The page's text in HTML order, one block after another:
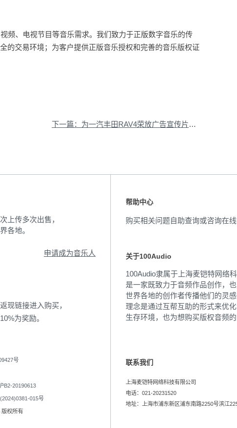
频、电视节目等音乐需求。我们致力于正版数字音乐的传
的交易环境；为客户提供正版音乐授权和完善的音乐版权证
下一篇：为一汽丰田RAV4荣放广告宣传片提供音乐版权
上传多次出售，
各地。
申请成为音乐人
现链接进入购买，
为奖励。
号
B2-20190613
015号
版权所有
帮助中心
购买相关问题自助查询或咨询在线
关于100Audio
100Audio隶属于上海麦铠特网络科
是一家既致力于音频作品创作，
世界各地的创作者传播他们的灵
理念是通过互帮互助的形式来优
生存环境，也为想购买版权音频的
联系我们
上海麦铠特网络科技有限公司
电话：021-20231520
地址：上海市浦东新区浦东南路2250号滨江